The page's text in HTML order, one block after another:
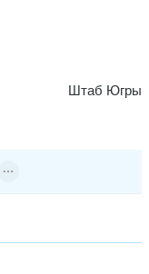
Штаб Югры